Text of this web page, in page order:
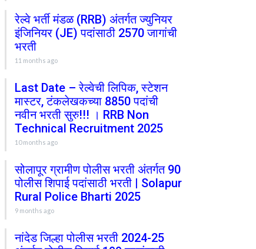
रेल्वे भर्ती मंडळ (RRB) अंतर्गत ज्युनियर
इंजिनियर (JE) पदांसाठी 2570 जागांची
भरती
11 months ago
Last Date – रेल्वेची लिपिक, स्टेशन
मास्टर, टंकलेखकच्या 8850 पदांची
नवीन भरती सुरु!!! । RRB Non
Technical Recruitment 2025
10 months ago
सोलापूर ग्रामीण पोलीस भरती अंतर्गत 90
पोलीस शिपाई पदांसाठी भरती | Solapur
Rural Police Bharti 2025
9 months ago
नांदेड जिल्हा पोलीस भरती 2024-25